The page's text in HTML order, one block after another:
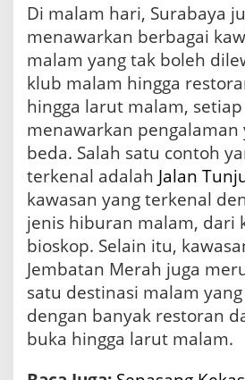
Di malam hari, Surabaya
menawarkan berbagai
malam yang tak boleh
klub malam hingga
hingga larut malam,
menawarkan pengalaman
beda. Salah satu contoh
terkenal adalah Jalan
kawasan yang terkenal
jenis hiburan malam, dari
bioskop. Selain itu,
Jembatan Merah juga
satu destinasi malam
dengan banyak restoran
buka hingga larut malam.